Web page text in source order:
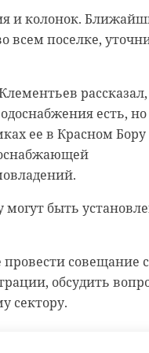
и колонок.
всем поселке,
рассказал,
есть, но
ее в Красном Бору
могут быть
провести совещание с
обсудить
сектору.
на реставрацию
и предоставит
местные жители в